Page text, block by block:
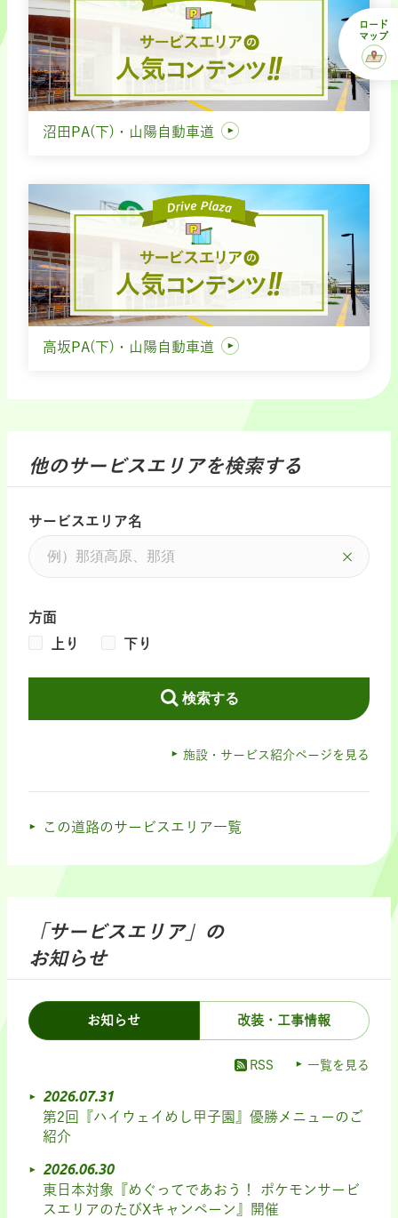
沼田PA(下)・山陽自動車道
高坂PA(下)・山陽自動車道
他のサービスエリアを検索する
サービスエリア名
方面
上り
下り
検索する
施設・サービス紹介ページを見る
この道路のサービスエリア一覧
「サービスエリア」の
お知らせ
お知らせ 改装・工事情報
RSS 一覧を見る
2026.07.31
第2回『ハイウェイめし甲子園』優勝メニューのご
紹介
2026.06.30
東日本対象『めぐってであおう！ ポケモンサービ
スエリアのたびXキャンペーン』開催
ロード
マップ